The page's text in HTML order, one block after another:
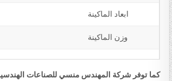
ابعاد الماكينة
وزن الماكينة
كما توفر شركة المهندس منسي للصناعات